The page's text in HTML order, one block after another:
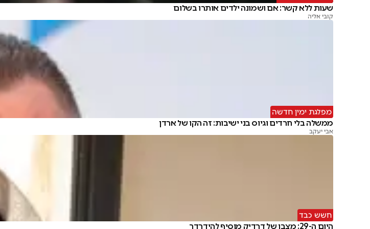
שעות ללא קשר: אם ושמונה ילדים אותרו בשלום
קובי אליה
מפלגת ימין חדשה
ממשלה בלי חרדים וגיוס בני ישיבות: זה הקו של ארדן
אבי יעקב
חשש כבד
היום ה-29: מצבו של דרדיק מוסיף להידרדר